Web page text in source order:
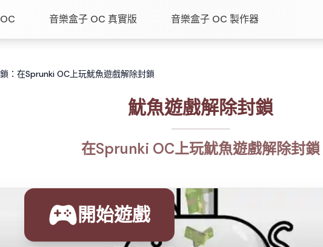
音樂盒子 OC 真實版 音樂盒子 OC 製作器
：在Sprunki OC上玩魷魚遊戲解除封鎖
魷魚遊戲解除封鎖
在Sprunki OC上玩魷魚遊戲解除封鎖
開始遊戲